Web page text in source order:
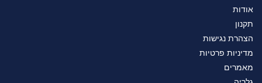
אודות
תקנון
הצהרת נגישות
מדיניות פרטיות
מאמרים